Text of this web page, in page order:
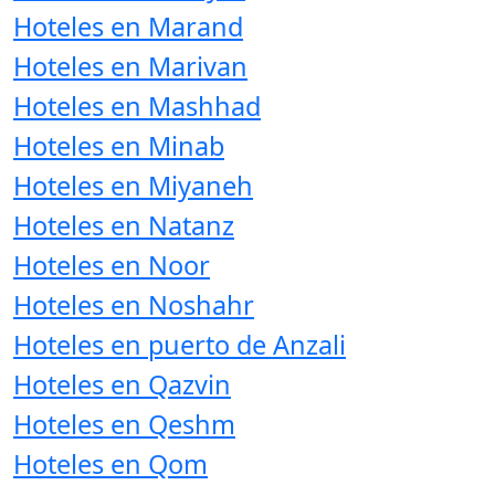
Hoteles en Marand
Hoteles en Marivan
Hoteles en Mashhad
Hoteles en Minab
Hoteles en Miyaneh
Hoteles en Natanz
Hoteles en Noor
Hoteles en Noshahr
Hoteles en puerto de Anzali
Hoteles en Qazvin
Hoteles en Qeshm
Hoteles en Qom